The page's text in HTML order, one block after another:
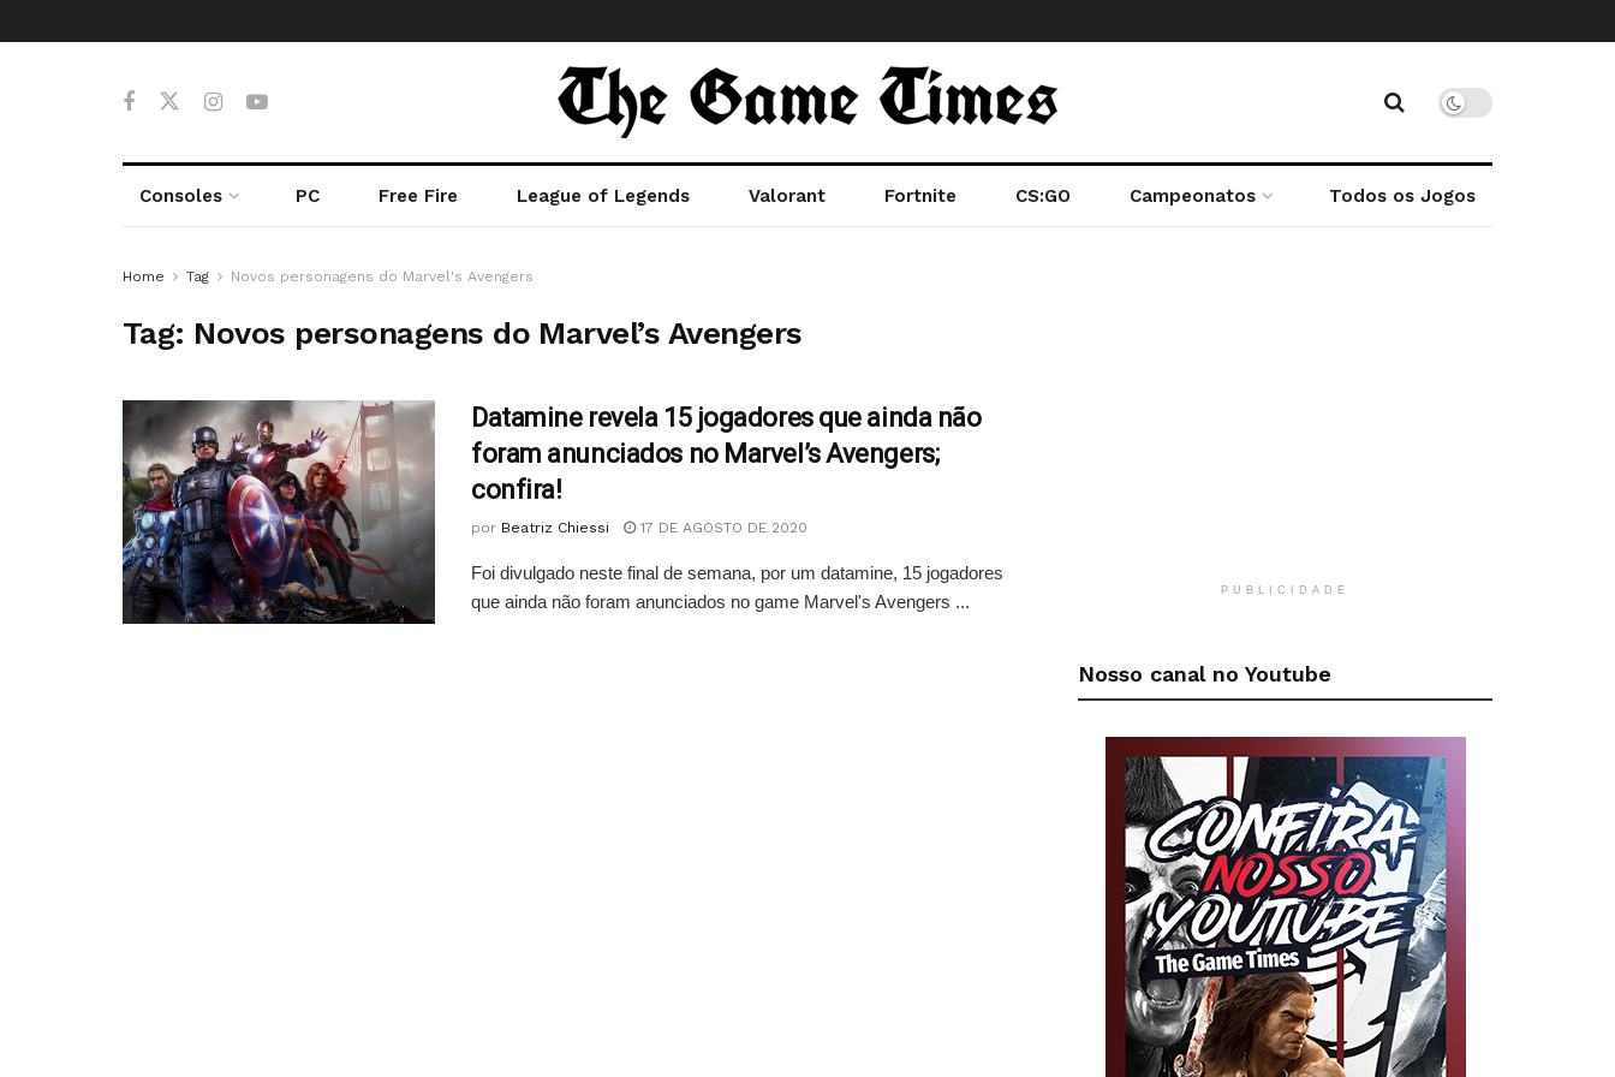
Consoles PC Free Fire League of Legends Valorant Fortnite CS:GO Campeonatos Todos os Jogos
Home Tag Novos personagens do Marvel's Avengers
Tag: Novos personagens do Marvel’s Avengers
Datamine revela 15 jogadores que ainda não
foram anunciados no Marvel’s Avengers;
confira!
por Beatriz Chiessi 17 DE AGOSTO DE 2020
Foi divulgado neste final de semana, por um datamine, 15 jogadores
que ainda não foram anunciados no game Marvel's Avengers ...
PUBLICIDADE
Nosso canal no Youtube